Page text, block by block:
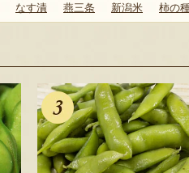
なす漬 燕三条 新潟米 柿の